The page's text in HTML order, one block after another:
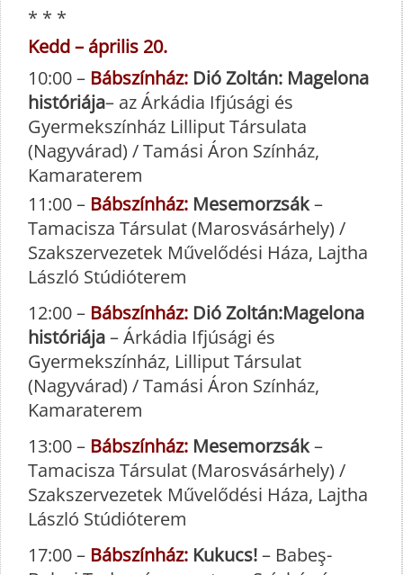
* * *
Kedd – április 20.
10:00 – Bábszínház: Dió Zoltán: Magelona
históriája– az Árkádia Ifjúsági és
Gyermekszínház Lilliput Társulata
(Nagyvárad) / Tamási Áron Színház,
Kamaraterem
11:00 – Bábszínház: Mesemorzsák–
Tamacisza Társulat (Marosvásárhely) /
Szakszervezetek Művelődési Háza, Lajtha
László Stúdióterem
12:00 – Bábszínház: Dió Zoltán:Magelona
históriája– Árkádia Ifjúsági és
Gyermekszínház, Lilliput Társulat
(Nagyvárad) / Tamási Áron Színház,
Kamaraterem
13:00 – Bábszínház: Mesemorzsák–
Tamacisza Társulat (Marosvásárhely) /
Szakszervezetek Művelődési Háza, Lajtha
László Stúdióterem
17:00 – Bábszínház: Kukucs!– Babeş-